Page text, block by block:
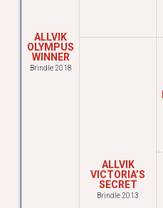
ALLVIK
OLYMPUS
WINNER
Brindle 2018
ALLVIK
VICTORIA’S
SECRET
Brindle 2013